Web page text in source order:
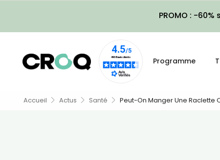
PROMO : -
Programme
Accueil Actus Santé Peut-On Manger Une Raclette